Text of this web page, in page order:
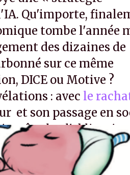
Qu'importe,
tombe l'année
des dizaines de
sur ce même
DICE ou Motive ?
: avec le
et son passage en
plus l'obligation
une victoire pour la